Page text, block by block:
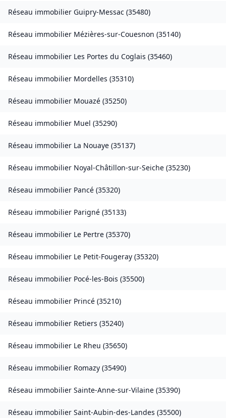
Réseau immobilier Guipry-Messac (35480)
Réseau immobilier Mézières-sur-Couesnon (35140)
Réseau immobilier Les Portes du Coglais (35460)
Réseau immobilier Mordelles (35310)
Réseau immobilier Mouazé (35250)
Réseau immobilier Muel (35290)
Réseau immobilier La Nouaye (35137)
Réseau immobilier Noyal-Châtillon-sur-Seiche (35230)
Réseau immobilier Pancé (35320)
Réseau immobilier Parigné (35133)
Réseau immobilier Le Pertre (35370)
Réseau immobilier Le Petit-Fougeray (35320)
Réseau immobilier Pocé-les-Bois (35500)
Réseau immobilier Princé (35210)
Réseau immobilier Retiers (35240)
Réseau immobilier Le Rheu (35650)
Réseau immobilier Romazy (35490)
Réseau immobilier Sainte-Anne-sur-Vilaine (35390)
Réseau immobilier Saint-Aubin-des-Landes (35500)